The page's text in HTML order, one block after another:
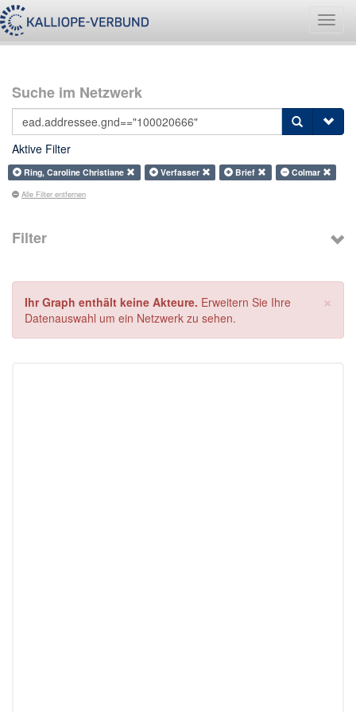
Suche im Netzwerk
Aktive Filter
Ring, Caroline Christiane Verfasser Brief Colmar
Alle Filter entfernen
Filter
×
Ihr Graph enthält keine Akteure. Erweitern Sie Ihre
Datenauswahl um ein Netzwerk zu sehen.